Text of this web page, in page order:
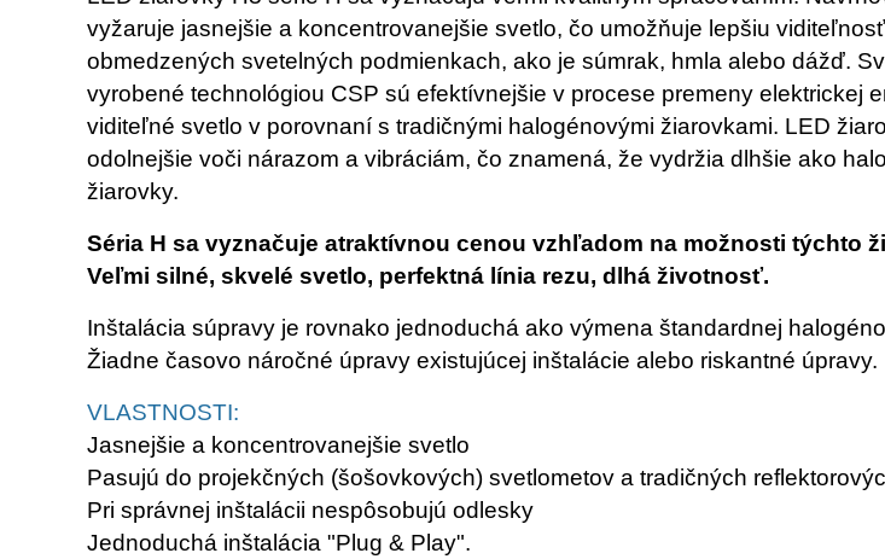
vyžaruje jasnejšie a koncentrovanejšie svetlo, čo umožňuje lepšiu
obmedzených svetelných podmienkach, ako je súmrak, hmla alebo dážď.
vyrobené technológiou CSP sú efektívnejšie v procese premeny elektrickej
viditeľné svetlo v porovnaní s tradičnými halogénovými žiarovkami. LED
odolnejšie voči nárazom a vibráciám, čo znamená, že vydržia dlhšie ako
žiarovky.
Séria H sa vyznačuje atraktívnou cenou vzhľadom na možnosti týchto
Veľmi silné, skvelé svetlo, perfektná línia rezu, dlhá životnosť.
Inštalácia súpravy je rovnako jednoduchá ako výmena štandardnej
Žiadne časovo náročné úpravy existujúcej inštalácie alebo riskantné úpravy.
VLASTNOSTI:
Jasnejšie a koncentrovanejšie svetlo
Pasujú do projekčných (šošovkových) svetlometov a tradičných
Pri správnej inštalácii nespôsobujú odlesky
Jednoduchá inštalácia "Plug & Play".